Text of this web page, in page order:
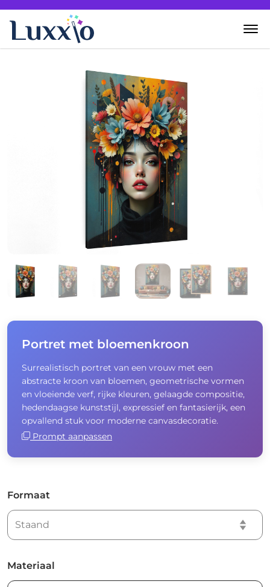
Portret met bloemenkroon
Surrealistisch portret van een vrouw met een
abstracte kroon van bloemen, geometrische vormen
en vloeiende verf, rijke kleuren, gelaagde compositie,
hedendaagse kunststijl, expressief en fantasierijk, een
opvallend stuk voor moderne canvasdecoratie.
Prompt aanpassen
Formaat
Materiaal